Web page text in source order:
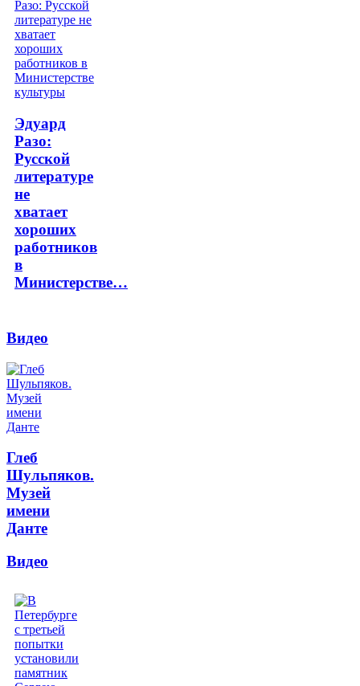
Эдуард
Разо:
Русской
литературе
не
хватает
хороших
работников
в
Министерстве…
Видео
Глеб
Шульпяков.
Музей
имени
Данте
Видео